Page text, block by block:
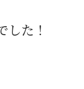
た！